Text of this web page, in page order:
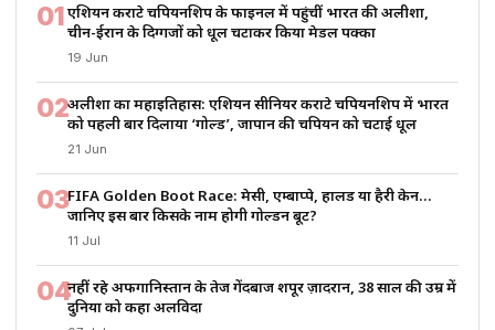
01एशियन कराटे चैंपियनशिप के फाइनल में पहुंचीं भारत की अलीशा,
चीन-ईरान के दिग्गजों को धूल चटाकर किया मेडल पक्का
19 Jun
02अलीशा का महाइतिहास: एशियन सीनियर कराटे चैंपियनशिप में भारत
को पहली बार दिलाया ‘गोल्ड’, जापान की चैंपियन को चटाई धूल
21 Jun
03FIFA Golden Boot Race: मेसी, एम्बाप्पे, हालैंड या हैरी केन…
जानिए इस बार किसके नाम होगी गोल्डन बूट?
11 Jul
04नहीं रहे अफगानिस्तान के तेज गेंदबाज शपूर ज़ादरान, 38 साल की उम्र में
दुनिया को कहा अलविदा